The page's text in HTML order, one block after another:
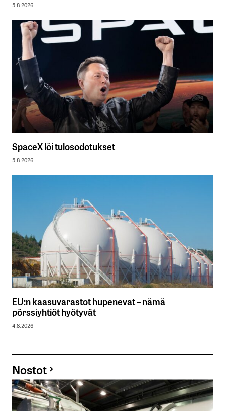
5.8.2026
SpaceX löi tulosodotukset
5.8.2026
EU:n kaasuvarastot hupenevat – nämä
pörssiyhtiöt hyötyvät
4.8.2026
Nostot